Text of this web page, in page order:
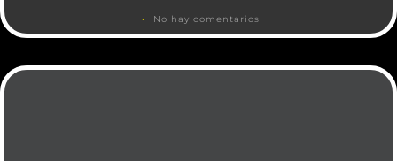
No hay comentarios